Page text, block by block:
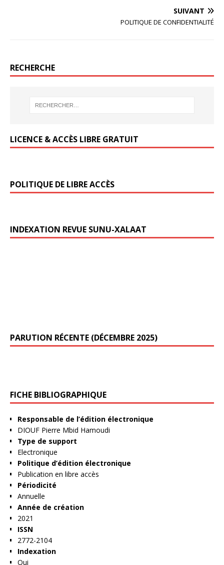
SUIVANT
POLITIQUE DE CONFIDENTIALITÉ
RECHERCHE
LICENCE & ACCÈS LIBRE GRATUIT
POLITIQUE DE LIBRE ACCÈS
INDEXATION REVUE SUNU-XALAAT
PARUTION RÉCENTE (DÉCEMBRE 2025)
FICHE BIBLIOGRAPHIQUE
Responsable de l’édition électronique
DIOUF Pierre Mbid Hamoudi
Type de support
Electronique
Politique d’édition électronique
Publication en libre accès
Périodicité
Annuelle
Année de création
2021
ISSN
2772-2104
Indexation
Oui